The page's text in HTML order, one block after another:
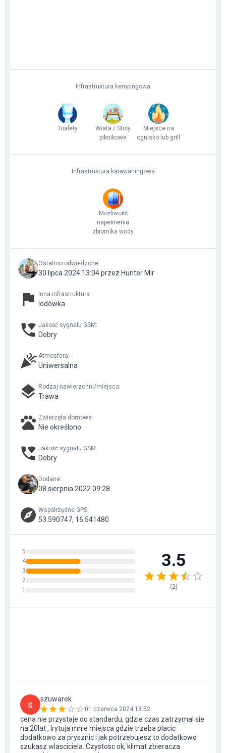
Infrastruktura kempingowa
Toalety
Wiata / Stoły
piknikowe
Miejsce na
ognisko lub grill
Infrastruktura karawaningowa
Możliwość
napełnienia
zbiornika wody
Ostatnio odwiedzone:
30 lipca 2024 13:04 przez Hunter Mir
Inna infrastruktura:
lodówka
Jakość sygnału GSM :
Dobry
Atmosfera:
Uniwersalna
Rodzaj nawierzchni/miejsca:
Trawa
Zwierzęta domowe:
Nie określono
Jakość sygnału GSM :
Dobry
Dodane:
08 sierpnia 2022 09:28
Współrzędne GPS:
53.590747, 16.541480
5
4
3
2
1
3.5
(2)
s szuwarek
01 czerwca 2024 18:52
cena nie przystaje do standardu, gdzie czas zatrzymal sie
na 20lat , Irytuja mnie miejsca gdzie trzeba placic
dodatkowo za prysznic i jak potrzebujesz to dodatkowo
szukasz wlasciciela. Czystosc ok, klimat zbieracza